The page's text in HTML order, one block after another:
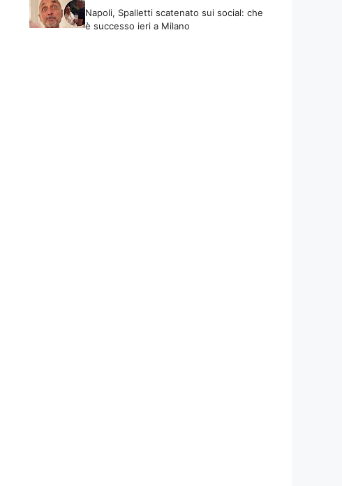
Napoli, Spalletti scatenato sui social: che
è successo ieri a Milano